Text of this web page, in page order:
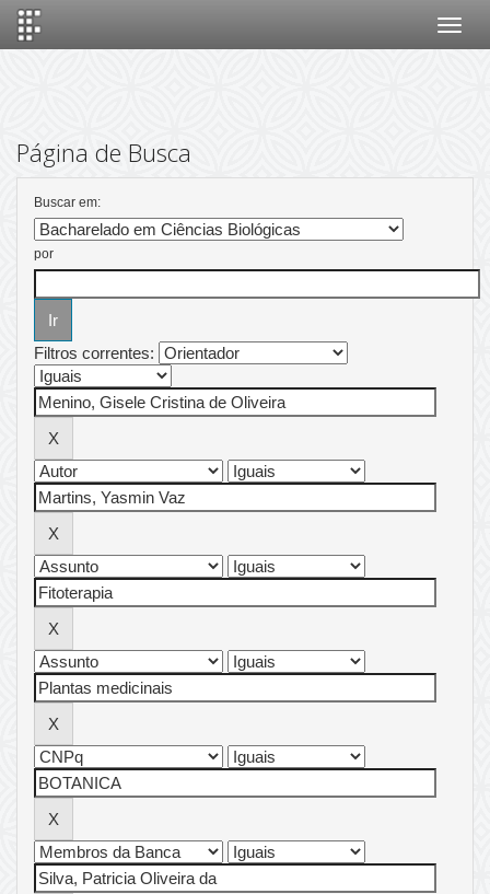
Página de Busca
Buscar em:
por
Filtros correntes: